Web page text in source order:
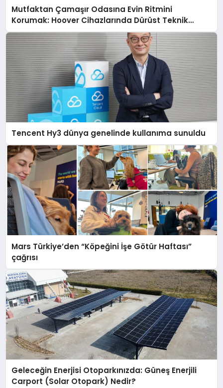
Mutfaktan Çamaşır Odasına Evin Ritmini
Korumak: Hoover Cihazlarında Dürüst Teknik
Destek Deneyimi
Tencent Hy3 dünya genelinde kullanıma sunuldu
Mars Türkiye’den “Köpeğini İşe Götür Haftası”
çağrısı
Geleceğin Enerjisi Otoparkınızda: Güneş Enerjili
Carport (Solar Otopark) Nedir?